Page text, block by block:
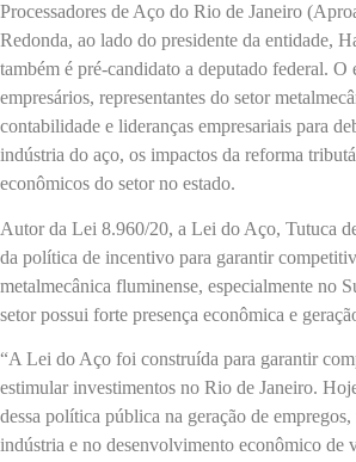
Processadores de Aço do Rio de Janeiro
Redonda, ao lado do presidente da entidade,
também é pré-candidato a deputado federal. O
empresários, representantes do setor
contabilidade e lideranças empresariais para
indústria do aço, os impactos da reforma
econômicos do setor no estado.
Autor da Lei 8.960/20, a Lei do Aço, Tutuca
da política de incentivo para garantir
metalmecânica fluminense, especialmente no
setor possui forte presença econômica e
“A Lei do Aço foi construída para garantir
estimular investimentos no Rio de Janeiro.
dessa política pública na geração de
indústria e no desenvolvimento econômico de